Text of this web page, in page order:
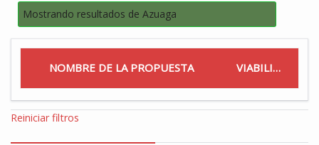
Mostrando resultados de Azuaga
NOMBRE DE LA PROPUESTA VIABILIDAD
Reiniciar filtros